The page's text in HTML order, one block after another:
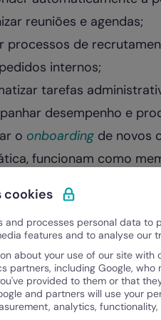
reuniões e agendas;
processos de
internos;
tarefas
desempenho e
o onboarding de novos
funcionam como
estão os
relevância?
enfrentam um
É
tarefas repetitivas
cookies
and processes personal data to
features and to analyse our
about your use of our site with
partners, including Google, who
provided to them or that
and partners will use your
analytics,